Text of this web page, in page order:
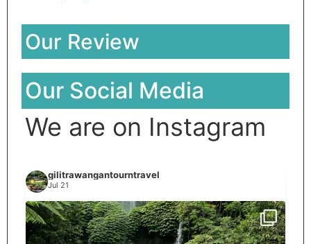
Our Review
Our Social Media
We are on Instagram
gilitrawangantourntravel
Jul 21